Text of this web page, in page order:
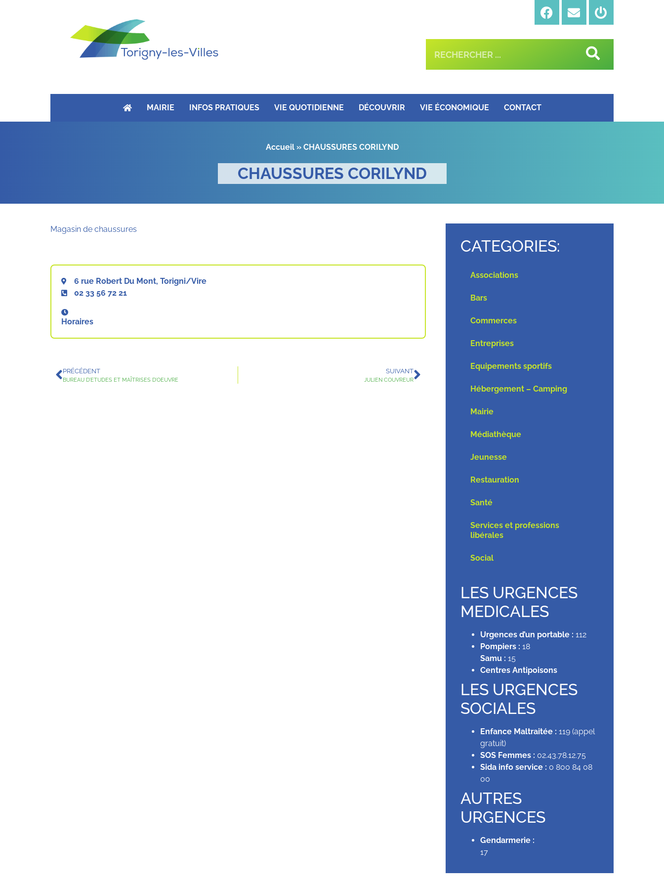
MAIRIE INFOS PRATIQUES VIE QUOTIDIENNE DÉCOUVRIR VIE ÉCONOMIQUE CONTACT
Accueil» CHAUSSURES CORILYND
CHAUSSURES CORILYND
Magasin de chaussures
6 rue Robert Du Mont, Torigni/Vire
02 33 56 72 21
Horaires
PRÉCÉDENT
BUREAU D’ETUDES ET MAÎTRISES D’OEUVRE
SUIVANT
JULIEN COUVREUR
CATEGORIES:
Associations
Bars
Commerces
Entreprises
Equipements sportifs
Hébergement – Camping
Mairie
Médiathèque
Jeunesse
Restauration
Santé
Services et professions
libérales
Social
LES URGENCES
MEDICALES
Urgences d’un portable : 112
Pompiers : 18
Samu : 15
Centres Antipoisons
LES URGENCES
SOCIALES
Enfance Maltraitée : 119 (appel
gratuit)
SOS Femmes : 02.43.78.12.75
Sida info service : 0 800 84 08
00
AUTRES
URGENCES
Gendarmerie :
17